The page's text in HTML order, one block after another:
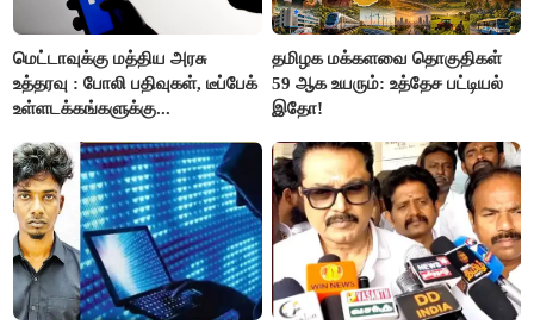
மெட்டாவுக்கு மத்திய அரசு
உத்தரவு : போலி பதிவுகள், டீப்பேக்
உள்ளடக்கங்களுக்கு...
தமிழக மக்களவை தொகுதிகள்
59 ஆக உயரும்: உத்தேச பட்டியல்
இதோ!